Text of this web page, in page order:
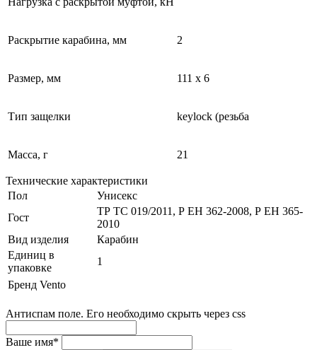
Раскрытие карабина, мм 2
Размер, мм 111 х 6
Тип защелки keylock (резьба
Масса, г 21
Технические характеристики
Пол
Унисекс
Гост
ТР ТС 019/2011, Р ЕН 362-2008, Р ЕН 365-
2010
Вид изделия
Карабин
Единиц в
упаковке
1
Бренд Vento
Антиспам поле. Его необходимо скрыть через css
Ваше имя*